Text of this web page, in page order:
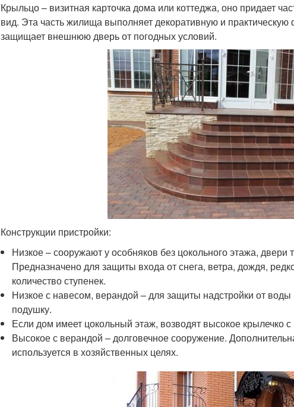
Крыльцо – визитная карточка дома или коттеджа, оно придает
вид. Эта часть жилища выполняет декоративную и
защищает внешнюю дверь от погодных условий.
Конструкции пристройки:
Низкое – сооружают у особняков без цокольного этажа,
Предназначено для защиты входа от снега, ветра, дождя,
количество ступенек.
Низкое с навесом, верандой – для защиты надстройки от
подушку.
Если дом имеет цокольный этаж, возводят высокое крылечко
Высокое с верандой – долговечное сооружение.
используется в хозяйственных целях.